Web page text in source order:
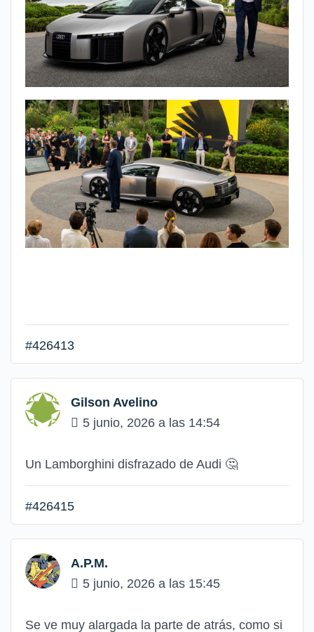
#426413
Gilson Avelino
5 junio, 2026 a las 14:54
Un Lamborghini disfrazado de Audi 🤔
#426415
A.P.M.
5 junio, 2026 a las 15:45
Se ve muy alargada la parte de atrás, como si